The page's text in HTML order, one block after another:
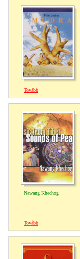
Tovább
Nawang Khechog
Tovább